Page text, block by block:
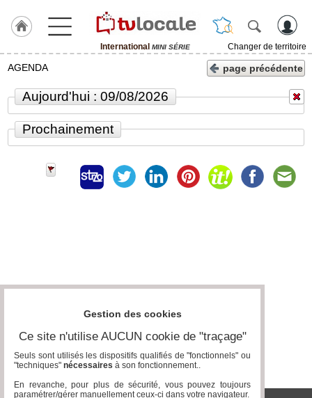
International MINI SÉRIE
Changer de territoire
J'adhère
ACCUEIL
International
Gazette
Médias
groupe
Blogs
Prémium
AGENDA page précédente
Aujourd'hui : 09/08/2026
Prochainement
Gestion des cookies
Ce site n'utilise AUCUN cookie de "traçage"
Seuls sont utilisés les dispositifs qualifiés de "fonctionnels" ou
"techniques" nécessaires à son fonctionnement..
En revanche, pour plus de sécurité, vous pouvez toujours
paramétrer/gérer manuellement ceux-ci dans votre navigateur.